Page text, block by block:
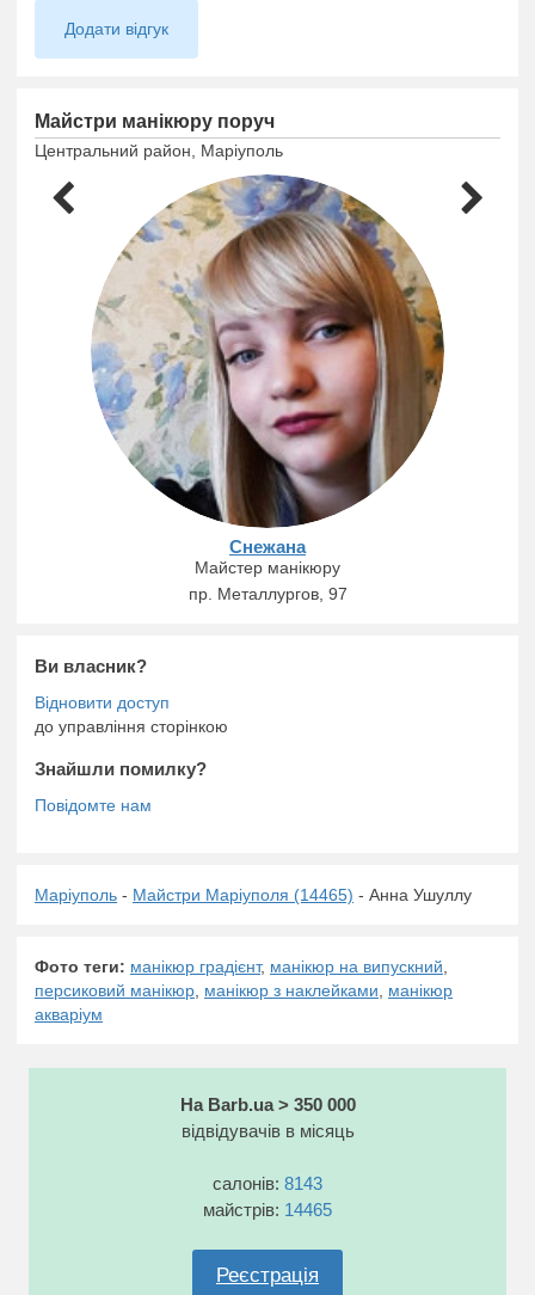
Додати відгук
Майстри манікюру поруч
Центральний район, Маріуполь
Снежана
Майстер манікюру
пр. Металлургов, 97
Ви власник?
до управління сторінкою
Знайшли помилку?
Маріуполь - Майстри Маріуполя (14465) - Анна Ушуллу
Фото теги: манікюр градієнт, манікюр на випускний,
персиковий манікюр, манікюр з наклейками, манікюр
акваріум
На Barb.ua > 350 000
відвідувачів в місяць
салонів: 8143
майстрів: 14465
Реєстрація